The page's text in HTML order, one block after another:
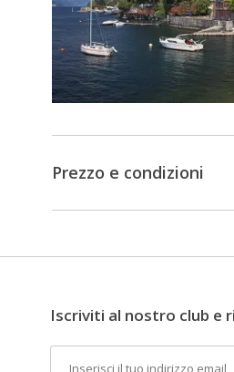
lunghi
viaggi,
alla
fatica
salite,
ore
passate
sella,
romanticismo
Prezzo e condizioni
Iscriviti al nostro club e